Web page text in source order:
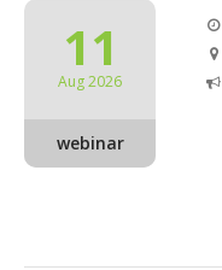
11
Aug 2026
webinar